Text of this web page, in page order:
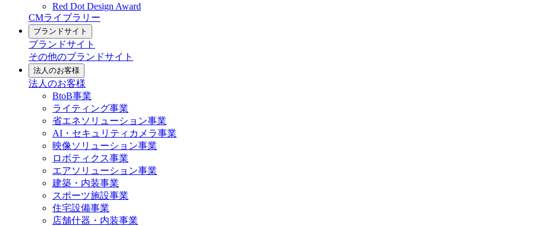
Red Dot Design Award
CMライブラリー
ブランドサイト
ブランドサイト
その他のブランドサイト
法人のお客様
法人のお客様
BtoB事業
ライティング事業
省エネソリューション事業
AI・セキュリティカメラ事業
映像ソリューション事業
ロボティクス事業
エアソリューション事業
建築・内装事業
スポーツ施設事業
住宅設備事業
店舗什器・内装事業